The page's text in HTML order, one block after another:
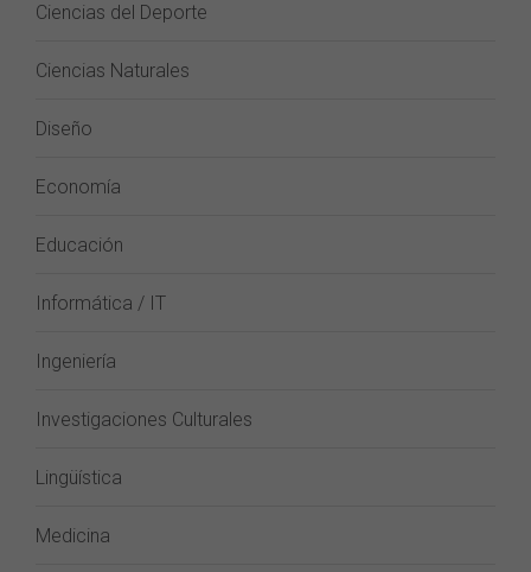
Ciencias del Deporte
Ciencias Naturales
Diseño
Economía
Educación
Informática / IT
Ingeniería
Investigaciones Culturales
Lingüística
Medicina